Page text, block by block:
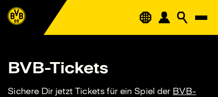
BVB-Tickets
Sichere Dir jetzt Tickets für ein Spiel der BVB-